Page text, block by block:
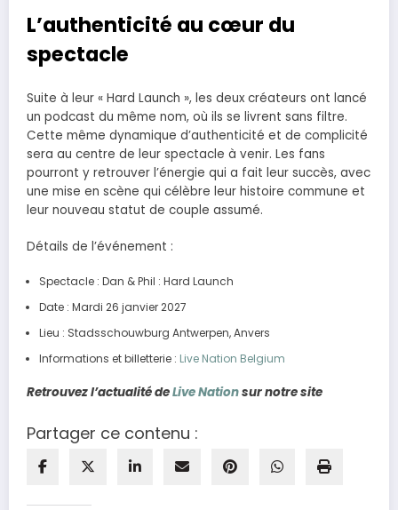
L’authenticité au cœur du
spectacle
Suite à leur « Hard Launch », les deux créateurs ont lancé
un podcast du même nom, où ils se livrent sans filtre.
Cette même dynamique d’authenticité et de complicité
sera au centre de leur spectacle à venir. Les fans
pourront y retrouver l’énergie qui a fait leur succès, avec
une mise en scène qui célèbre leur histoire commune et
leur nouveau statut de couple assumé.
Détails de l’événement :
Spectacle : Dan & Phil : Hard Launch
Date : Mardi 26 janvier 2027
Lieu : Stadsschouwburg Antwerpen, Anvers
Informations et billetterie : Live Nation Belgium
Retrouvez l’actualité deLive Nationsur notre site
Partager ce contenu :